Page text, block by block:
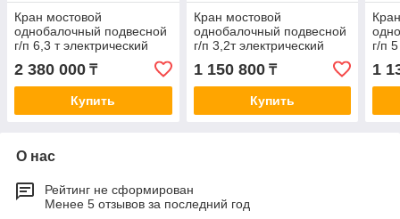
Кран мостовой
однобалочный подвесной
г/п 6,3 т электрический
2 380 000 ₸
Купить
Кран мостовой
однобалочный подвесной
г/п 3,2т электрический
1 150 800₸
Купить
г/п
1
О нас
Рейтинг не сформирован
Менее 5 отзывов за последний год